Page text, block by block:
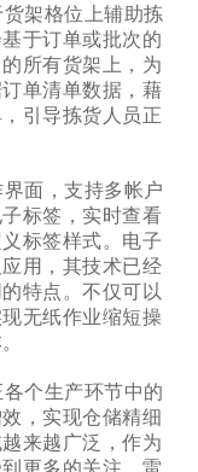
架格位上辅助拣
于订单或批次的
所有货架上，为
单清单数据，藉
引导拣货人员正
面，支持多帐户
标签，实时查看
标签样式。电子
用，其技术已经
特点。不仅可以
无纸作业缩短操
个生产环节中的
，实现仓储精细
来越广泛，作为
更多的关注。雷